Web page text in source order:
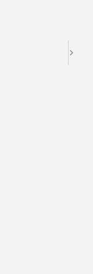
bipolarer Patienten
Wirksamkeit
stellte Michael
für Psychiatrie und
Carl Gustav
auf dem 12.
und 30. April 2022 in
der bipolaren
Diese
Anteil sei sogar von 17,9
im Zeitraum von 2013 bis
sogar
Erkrankung zu
an, so Bauer. Dazu